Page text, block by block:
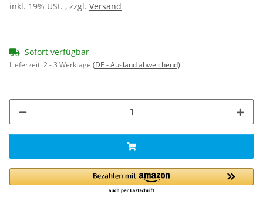
inkl. 19% USt. , zzgl. Versand
Sofort verfügbar
Lieferzeit:2 - 3 Werktage (DE - Ausland abweichend)